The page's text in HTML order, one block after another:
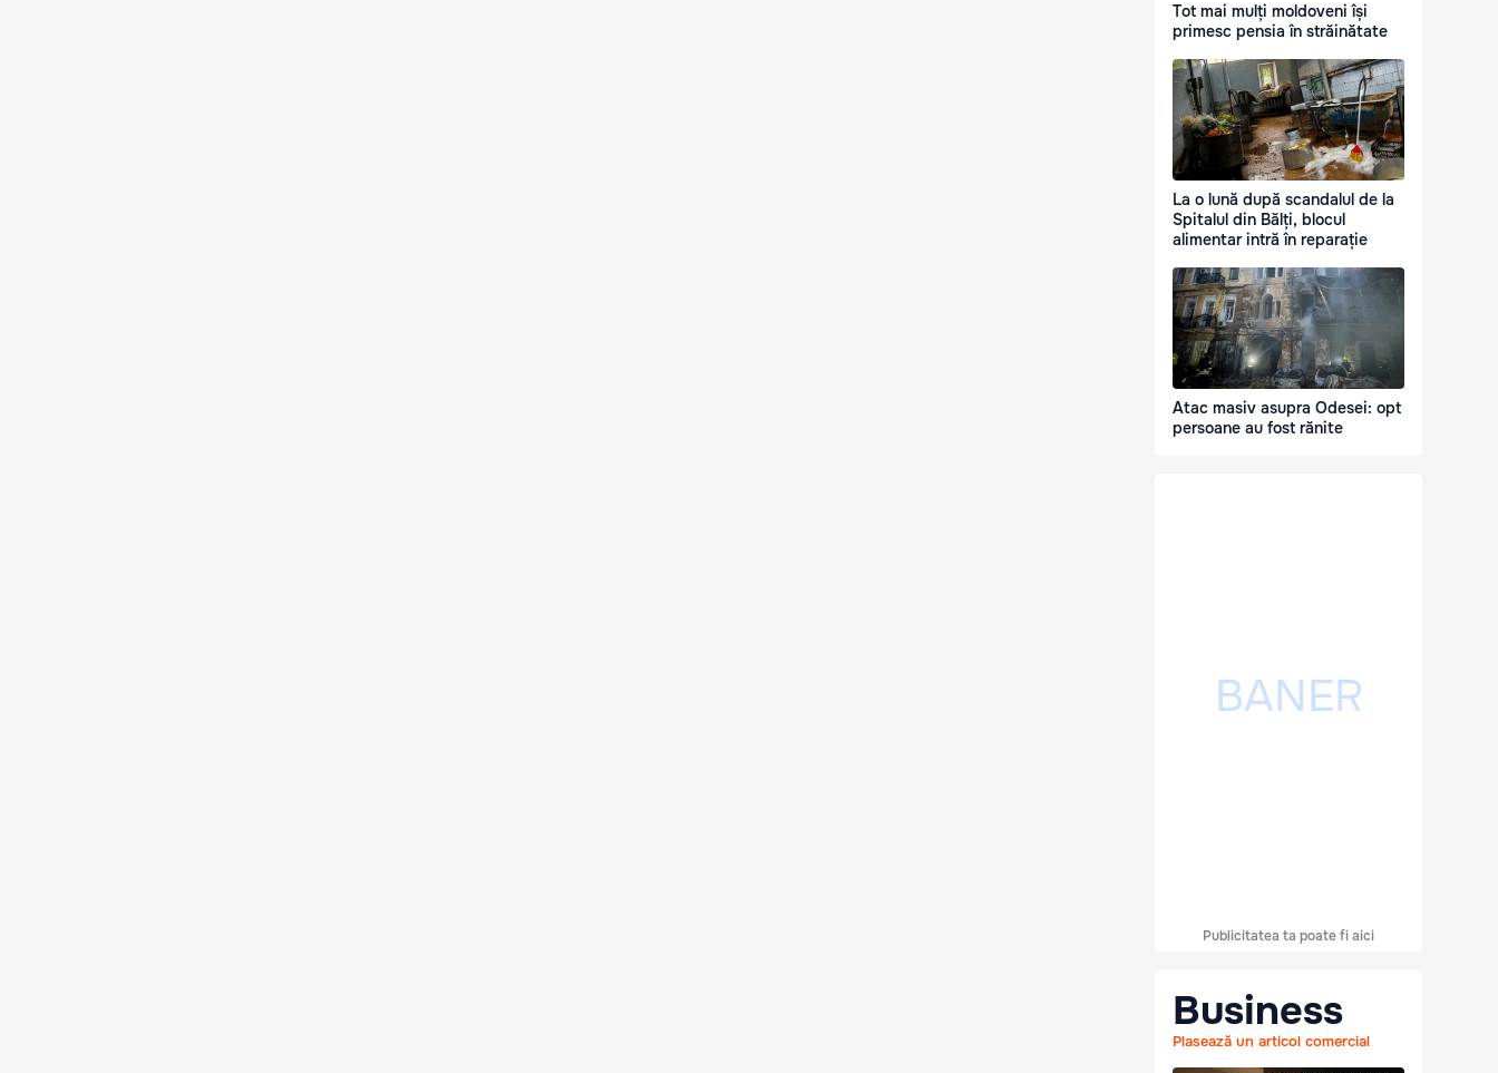
Tot mai mulți moldoveni își
primesc pensia în străinătate
La o lună după scandalul de la
Spitalul din Bălți, blocul
alimentar intră în reparație
Atac masiv asupra Odesei: opt
persoane au fost rănite
Publicitatea ta poate fi aici
Business
Plasează un articol comercial